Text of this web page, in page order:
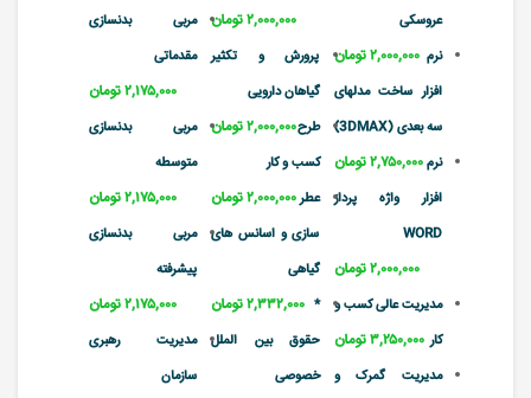
عروسکی
۲,۰۰۰,۰۰۰ تومان نرم
افزار ساخت مدلهای
سه بعدی (3DMAX)
۲,۷۵۰,۰۰۰ توماننرم
افزار واژه پرداز
WORD
۲,۰۰۰,۰۰۰ تومان
مدیریت عالی کسب و
کار ۳,۲۵۰,۰۰۰ تومان
مدیریت گمرک و
۲,۰۰۰,۰۰۰ تومان
پرورش و تکثیر
گیاهان دارویی
۲,۰۰۰,۰۰۰ تومانطرح
کسب و کار
۲,۰۰۰,۰۰۰ تومانعطر
سازی و اسانس های
گیاهی
۲,۳۳۲,۰۰۰ تومان *
حقوق بین الملل
خصوصی
مربی بدنسازی
مقدماتی
۲,۱۷۵,۰۰۰ تومان
مربی بدنسازی
متوسطه
۲,۱۷۵,۰۰۰ تومان
مربی بدنسازی
پیشرفته
۲,۱۷۵,۰۰۰ تومان
مدیریت رهبری
سازمان